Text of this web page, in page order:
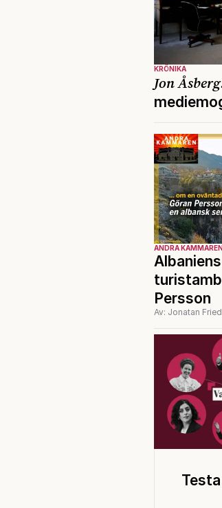
KRÖNIKA
Jon
ANDRA KAMMAREN
Persson
Av: Jonatan Fried